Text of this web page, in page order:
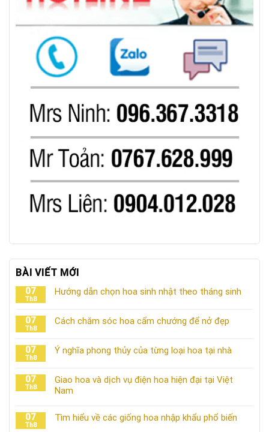
BÀI VIẾT MỚI
07
Th8
Hướng dẫn chọn hoa sinh nhật theo tháng sinh
07
Th8
Cách chăm sóc hoa cẩm chướng để nở đẹp
07
Th8
Ý nghĩa phong thủy của từng loại hoa tại nhà
07
Th8
Giao hoa và dịch vụ điện hoa hiện đại tại Việt
Nam
07
Th8
Tìm hiểu về các giống hoa nhập khẩu phổ biến